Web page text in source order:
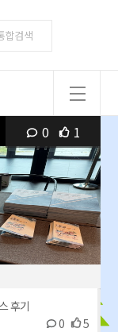
합검색
0 1
후기
0
5